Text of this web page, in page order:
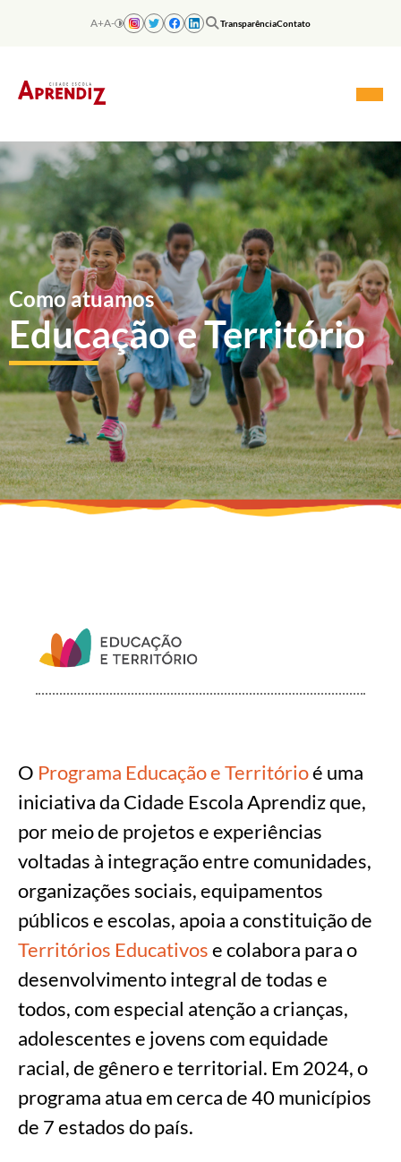
A+A- TransparênciaContato
Como atuamos
Educação e Território
O Programa Educação e Territórioé uma
iniciativa da Cidade Escola Aprendiz que,
por meio de projetos e experiências
voltadas à integração entre comunidades,
organizações sociais, equipamentos
públicos e escolas, apoia a constituição de
Territórios Educativose colabora para o
desenvolvimento integral de todas e
todos, com especial atenção a crianças,
adolescentes e jovenscom equidade
racial, de gênero e territorial. Em 2024, o
programa atua em cerca de 40 municípios
de 7 estados do país.